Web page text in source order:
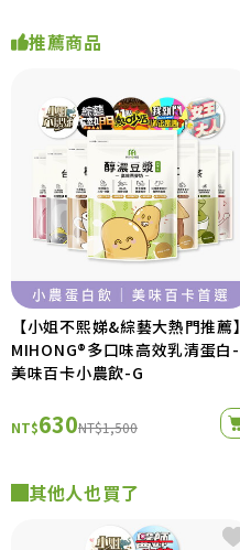
推薦商品
【小姐不熙娣&綜藝大熱門推薦】
MIHONG®多口味高效乳清蛋白-
美味百卡小農飲-G
NT$630NT$1,500
其他人也買了